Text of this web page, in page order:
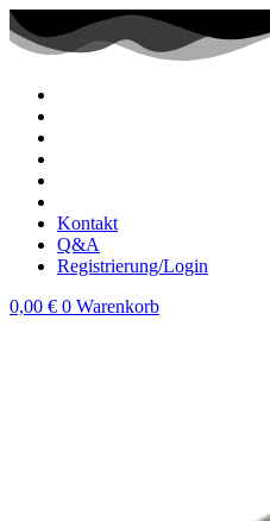
Zum
Inhalt
wechseln
Kontakt
Q&A
Registrierung/Login
0,00 € 0 Warenkorb